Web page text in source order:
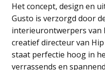
Het concept, design en
Gusto is verzorgd door
interieurontwerpers van
creatief directeur van
staat perfectie hoog in
verrassends en